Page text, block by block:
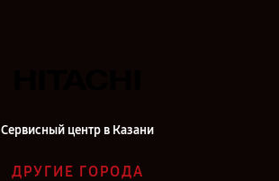
Сервисный центр в Казани
ДРУГИЕ ГОРОДА